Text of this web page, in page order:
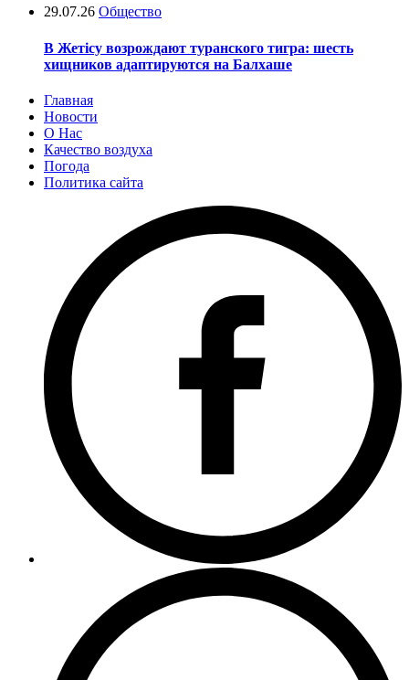
29.07.26 Общество
В Жетісу возрождают туранского тигра: шесть
хищников адаптируются на Балхаше
Главная
Новости
О Нас
Качество воздуха
Погода
Политика сайта